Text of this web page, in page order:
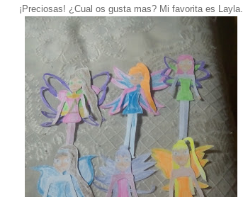
¡Preciosas! ¿Cual os gusta mas? Mi favorita es Layla.